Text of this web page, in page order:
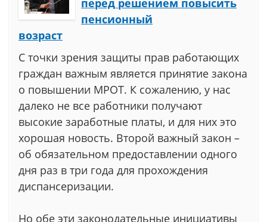
перед решением повысить
пенсионный
возраст
С точки зрения защиты прав работающих
граждан важным является принятие закона
о повышении МРОТ. К сожалению, у нас
далеко не все работники получают
высокие заработные платы, и для них это
хорошая новость. Второй важный закон –
об обязательном предоставлении одного
дня раз в три года для прохождения
диспансеризации.
Но обе эти законодательные инициативы